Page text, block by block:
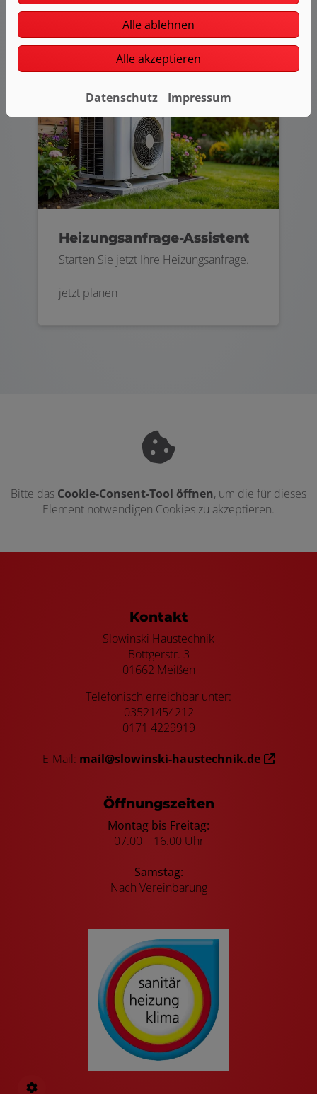
jetzt planen
Heizungsanfrage-Assistent
Starten Sie jetzt Ihre Heizungsanfrage.
jetzt planen
Bitte das Cookie-Consent-Tool öffnen, um die für dieses
Element notwendigen Cookies zu akzeptieren.
Kontakt
Slowinski Haustechnik
Böttgerstr. 3
01662 Meißen
Telefonisch erreichbar unter:
03521454212
0171 4229919
E-Mail: mail@slowinski-haustechnik.de
Öffnungszeiten
Montag bis Freitag:
07.00 – 16.00 Uhr
Samstag:
Nach Vereinbarung
Alle ablehnen
Alle akzeptieren
Datenschutz Impressum